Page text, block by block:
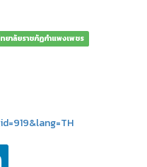
ยาลัยราชภัฏกำแพงเพชร